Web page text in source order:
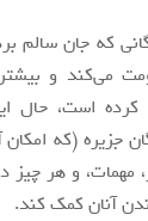
که جان سالم
می‌کند و بیشتر
کرده است، حال
جزیره (که امکان
مهمات، و هر چیز
آنان کمک کند.